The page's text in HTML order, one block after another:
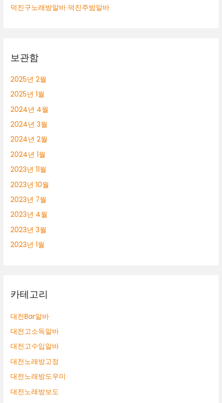
알
덕진구노래방알바 덕진주밤알바
보관함
2025년 2월
2025년 1월
2024년 4월
2024년 3월
2024년 2월
2024년 1월
2023년 11월
2023년 10월
2023년 7월
2023년 4월
2023년 3월
2023년 1월
카테고리
대전Bar알바
대전고소득알바
대전고수입알바
대전노래방고정
대전노래방도우미
대전노래방보도